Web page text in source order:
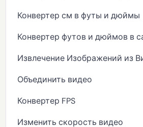
Конвертер см в футы и дюймы
Конвертер футов и дюймов в
Извлечение Изображений из
Объединить видео
Конвертер FPS
Изменить скорость видео